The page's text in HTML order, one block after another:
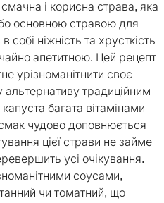
і корисна страва, яка
основною стравою для
собі ніжність та хрусткість
апетитною. Цей рецепт
урізноманітнити своє
традиційним
багата вітамінами
чудово доповнюється
цієї страви не займе
усі очікування.
соусами,
чи томатний, що